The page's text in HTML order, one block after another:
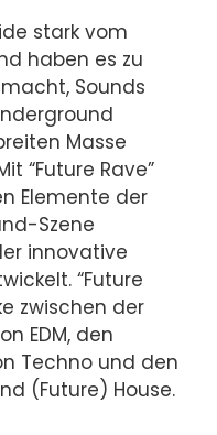
stark vom
haben es zu
Sounds
Masse
“Future Rave”
Elemente der
Szene
innovative
“Future
zwischen der
EDM, den
Techno und den
(Future) House.